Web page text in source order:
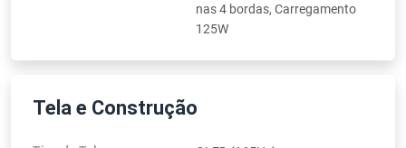
nas 4 bordas, Carregamento
125W
Tela e Construção